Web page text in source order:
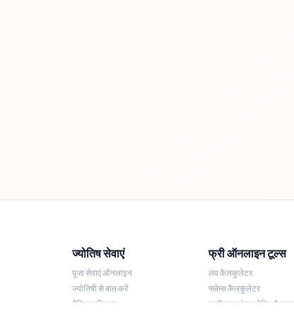
ज्योतिष सेवाएं
पूजा सेवाएं ऑनलाइन
ज्योतिषी से बात करें
दैनिक राशिफल
फ्री ऑनलाइन टूल्स
लव कैलकुलेटर
फ्लेम्स कैलकुलेटर
लकी नाम अंकज्योतिष